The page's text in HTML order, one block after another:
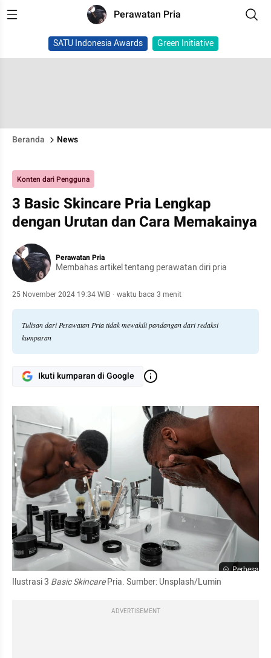
Perawatan Pria
SATU Indonesia Awards Green Initiative
Beranda News
Konten dari Pengguna
3 Basic Skincare Pria Lengkap
dengan Urutan dan Cara Memakainya
Perawatan Pria
Membahas artikel tentang perawatan diri pria
25 November 2024 19:34 WIB · waktu baca 3 menit
Tulisan dari Perawatan Pria tidak mewakili pandangan dari redaksi
kumparan
Ikuti kumparan di Google
Perbesar
Ilustrasi 3 Basic Skincare Pria. Sumber: Unsplash/Lumin
ADVERTISEMENT